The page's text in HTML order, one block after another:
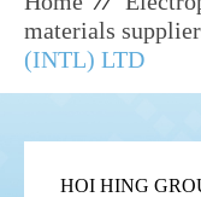
materials
(INTL) LTD
HOI HING